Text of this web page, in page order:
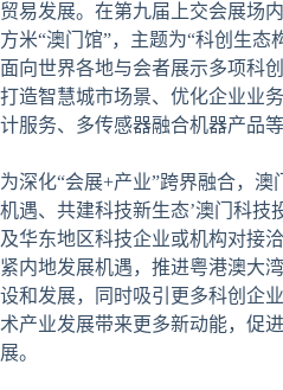
贸易发展。在第九届上交会展场
方米“澳门馆”，主题为“科创生态
面向世界各地与会者展示多项科
打造智慧城市场景、优化企业业
计服务、多传感器融合机器产品等
为深化“会展+产业”跨界融合，澳
机遇、共建科技新生态’澳门科技
及华东地区科技企业或机构对接
紧内地发展机遇，推进粤港澳大
设和发展，同时吸引更多科创企
术产业发展带来更多新动能，促
展。